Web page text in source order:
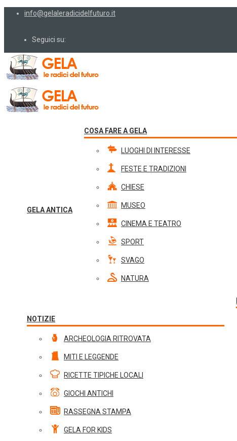
info@gelaleradicidelfuturo.it
Seguici su:
GELA ANTICA
COSA FARE A GELA
LUOGHI DI INTERESSE
FESTE E TRADIZIONI
CHIESE
MUSEO
CINEMA E TEATRO
SPORT
SVAGO
NATURA
NOTIZIE
ARCHEOLOGIA RITROVATA
MITI E LEGGENDE
RICETTE TIPICHE LOCALI
GIOCHI ANTICHI
RASSEGNA STAMPA
GELA FOR KIDS